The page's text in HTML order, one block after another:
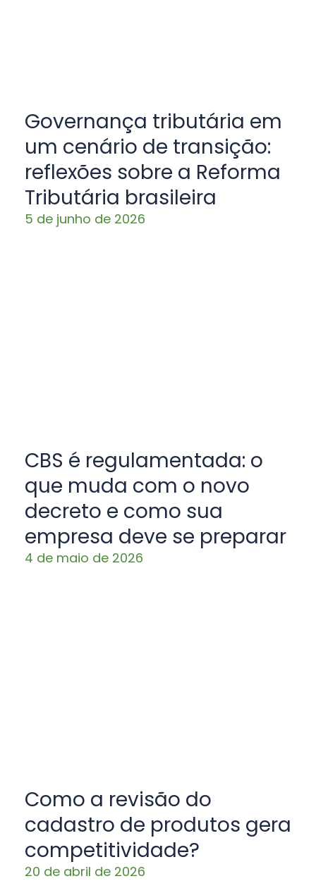
Governança tributária em
um cenário de transição:
reflexões sobre a Reforma
Tributária brasileira
5 de junho de 2026
CBS é regulamentada: o
que muda com o novo
decreto e como sua
empresa deve se preparar
4 de maio de 2026
Como a revisão do
cadastro de produtos gera
competitividade?
20 de abril de 2026